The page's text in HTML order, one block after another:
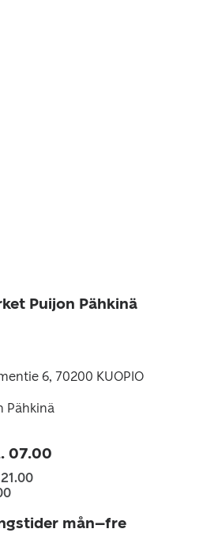
Puijon Pähkinä
6, 70200 KUOPIO
Pähkinä
07.00
mån–fre